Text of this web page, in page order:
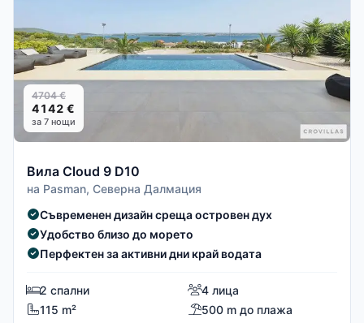
4704 €
4142 €
за 7 нощи
Вила Cloud 9 D10
на Pasman, Северна Далмация
Съвременен дизайн среща островен дух
Удобство близо до морето
Перфектен за активни дни край водата
2 спални
4 лица
115 m²
500 m до плажа